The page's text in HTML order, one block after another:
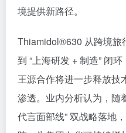
境提供新路径。​
Thiamidol®630 从跨境旅
到 “上海研发 + 制造” 闭
王源合作将进一步释放技
渗透。业内分析认为，随
代言面部线” 双战略落地